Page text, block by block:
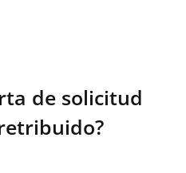
de solicitud